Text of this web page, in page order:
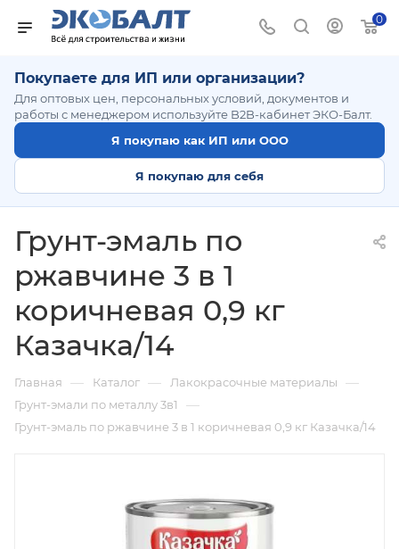
0
Покупаете для ИП или организации?
Для оптовых цен, персональных условий, документов и
работы с менеджером используйте B2B-кабинет ЭКО-Балт.
Я покупаю как ИП или ООО
Я покупаю для себя
Грунт-эмаль по
ржавчине 3 в 1
коричневая 0,9 кг
Казачка/14
Главная — Каталог — Лакокрасочные материалы —
Грунт-эмали по металлу 3в1 —
Грунт-эмаль по ржавчине 3 в 1 коричневая 0,9 кг Казачка/14